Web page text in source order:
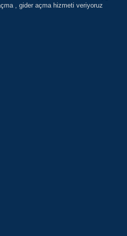
, gider açma hizmeti veriyoruz